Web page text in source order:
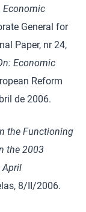
Economic
General for
Paper, nr 24,
Economic
Reform
de 2006.
the Functioning
the 2003
April
8/II/2006.